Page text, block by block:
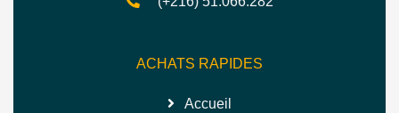
ACHATS RAPIDES
Accueil